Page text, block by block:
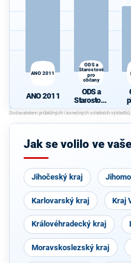
ANO 2011
ANO 2011
ODS a
Starostové
pro
občany
ODS a
Starostové
pro občany
Jak se volilo ve
Jihočeský kraj
Karlovarský kraj Kraj
Královéhradecký kraj
Moravskoslezský kraj